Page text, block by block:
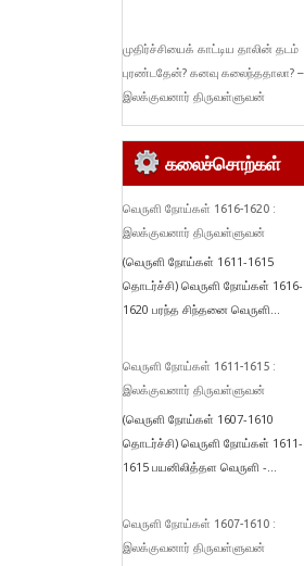
முதிர்ச்சியைக் காட்டிய தாலின் தடம்
புரண்டதேன்? கனவு கலைந்ததாலா? –
இலக்குவனார் திருவள்ளுவன்
கலைச்சொற்கள்
வெருளி நோய்கள் 1616-1620 :
இலக்குவனார் திருவள்ளுவன்
(வெருளி நோய்கள் 1611-1615
தொடர்ச்சி) வெருளி நோய்கள் 1616-
1620 பரந்த சிந்தனை வெருளி...
வெருளி நோய்கள் 1611-1615 :
இலக்குவனார் திருவள்ளுவன்
(வெருளி நோய்கள் 1607-1610
தொடர்ச்சி) வெருளி நோய்கள் 1611-
1615 பயனிலித்தள வெருளி -...
வெருளி நோய்கள் 1607-1610 :
இலக்குவனார் திருவள்ளுவன்